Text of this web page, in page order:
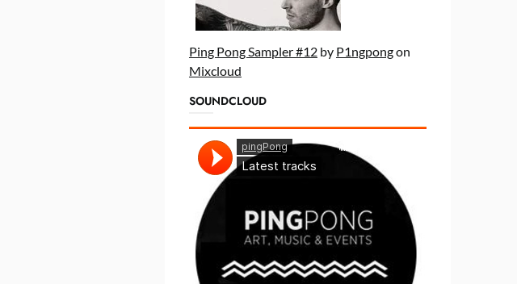
Ping Pong Sampler #12by P1ngpongon
Mixcloud
SOUNDCLOUD